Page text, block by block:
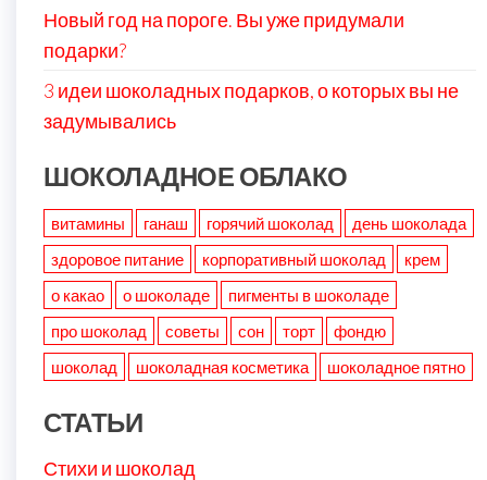
Новый год на пороге. Вы уже придумали
подарки?
3 идеи шоколадных подарков, о которых вы не
задумывались
ШОКОЛАДНОЕ ОБЛАКО
витамины ганаш горячий шоколад
день шоколада
здоровое питание
корпоративный шоколад
крем
о какао
о шоколаде
пигменты в шоколаде
про шоколад
советы сон торт
фондю
шоколад
шоколадная косметика шоколадное пятно
СТАТЬИ
Стихи и шоколад